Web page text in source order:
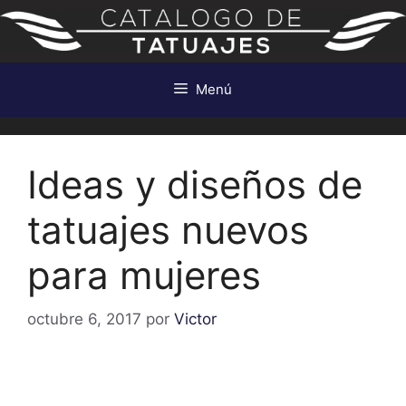
Saltar
contenido
Menú
Ideas y diseños de
tatuajes nuevos
para mujeres
octubre 6, 2017 por Victor